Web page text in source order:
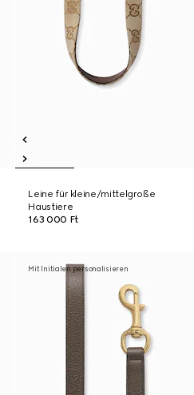
Leine für kleine/mittelgroße
Haustiere
163 000 Ft
Mit Initialen personalisieren